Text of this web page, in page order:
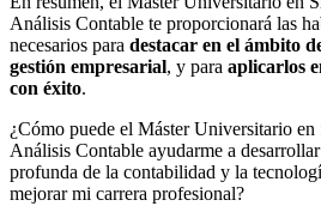
Análisis Contable te proporcionará las
necesarios para destacar en el ámbito
gestión empresarial, y para aplicarlos
con éxito.
¿Cómo puede el Máster Universitario
Análisis Contable ayudarme a
profunda de la contabilidad y la
mejorar mi carrera profesional?